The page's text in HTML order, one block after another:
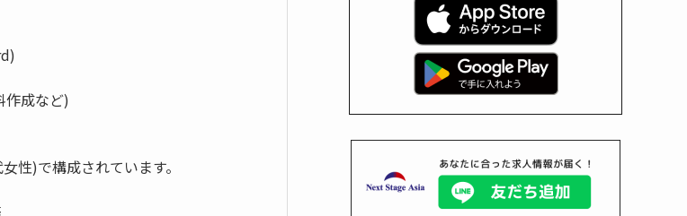
作成など)
性)で構成されています。